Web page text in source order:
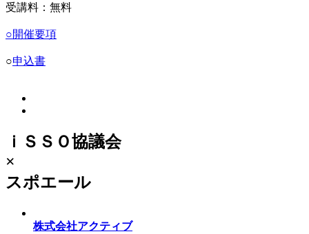
受講料：無料
○開催要項
○申込書
ｉＳＳＯ協議会
×
スポエール
株式会社アクティブ